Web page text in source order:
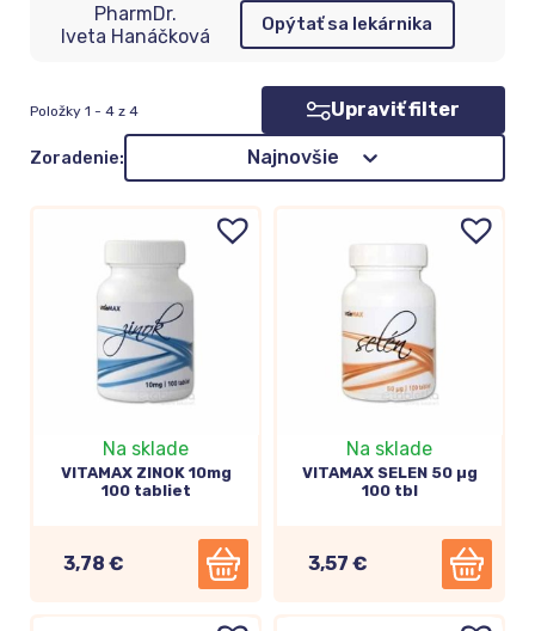
PharmDr.
Iveta Hanáčková
Opýtať sa lekárnika
Zoradenie: Najnovšie
Položky 1 - 4 z 4 Upraviť filter
Na sklade
VITAMAX ZINOK 10mg
100 tabliet
3,78 €
Na sklade
VITAMAX SELEN 50 µg
100 tbl
3,57 €